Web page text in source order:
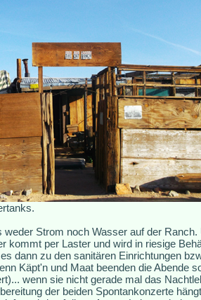
weder Strom noch Wasser auf der
kommt per Laster und wird in riesige
dann zu den sanitären Einrichtungen
Käpt'n und Maat beenden die Abende
wenn sie nicht gerade mal das
der beiden Spontankonzerte